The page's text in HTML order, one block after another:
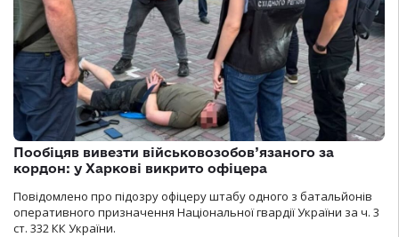
Пообіцяв вивезти військовозобов’язаного за
кордон: у Харкові викрито офіцера
Повідомлено про підозру офіцеру штабу одного з батальйонів
оперативного призначення Національної гвардії України за ч. 3
ст. 332 КК України.